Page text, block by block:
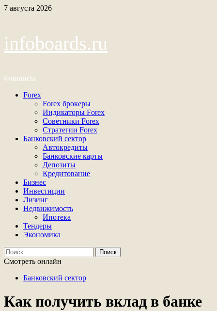
Перейти
7 августа 2026
infoboards.ru
Финансы
Основное
Forex
Forex брокеры
Индикаторы Forex
Советники Forex
Стратегии Forex
Банковский сектор
Автокредиты
Банковские карты
Депозиты
Кредитование
Бизнес
Инвестиции
Лизинг
Недвижимость
Ипотека
Тендеры
Экономика
Найти:
Смотреть онлайн
Банковский сектор
Как получить вклад в банке